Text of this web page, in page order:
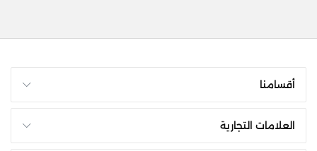
أقسامنا
العلامات التجارية